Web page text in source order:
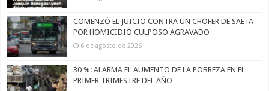
COMENZÓ EL JUICIO CONTRA UN CHOFER DE SAETA
POR HOMICIDIO CULPOSO AGRAVADO
6 de agosto de 2026
30 %: ALARMA EL AUMENTO DE LA POBREZA EN EL
PRIMER TRIMESTRE DEL AÑO